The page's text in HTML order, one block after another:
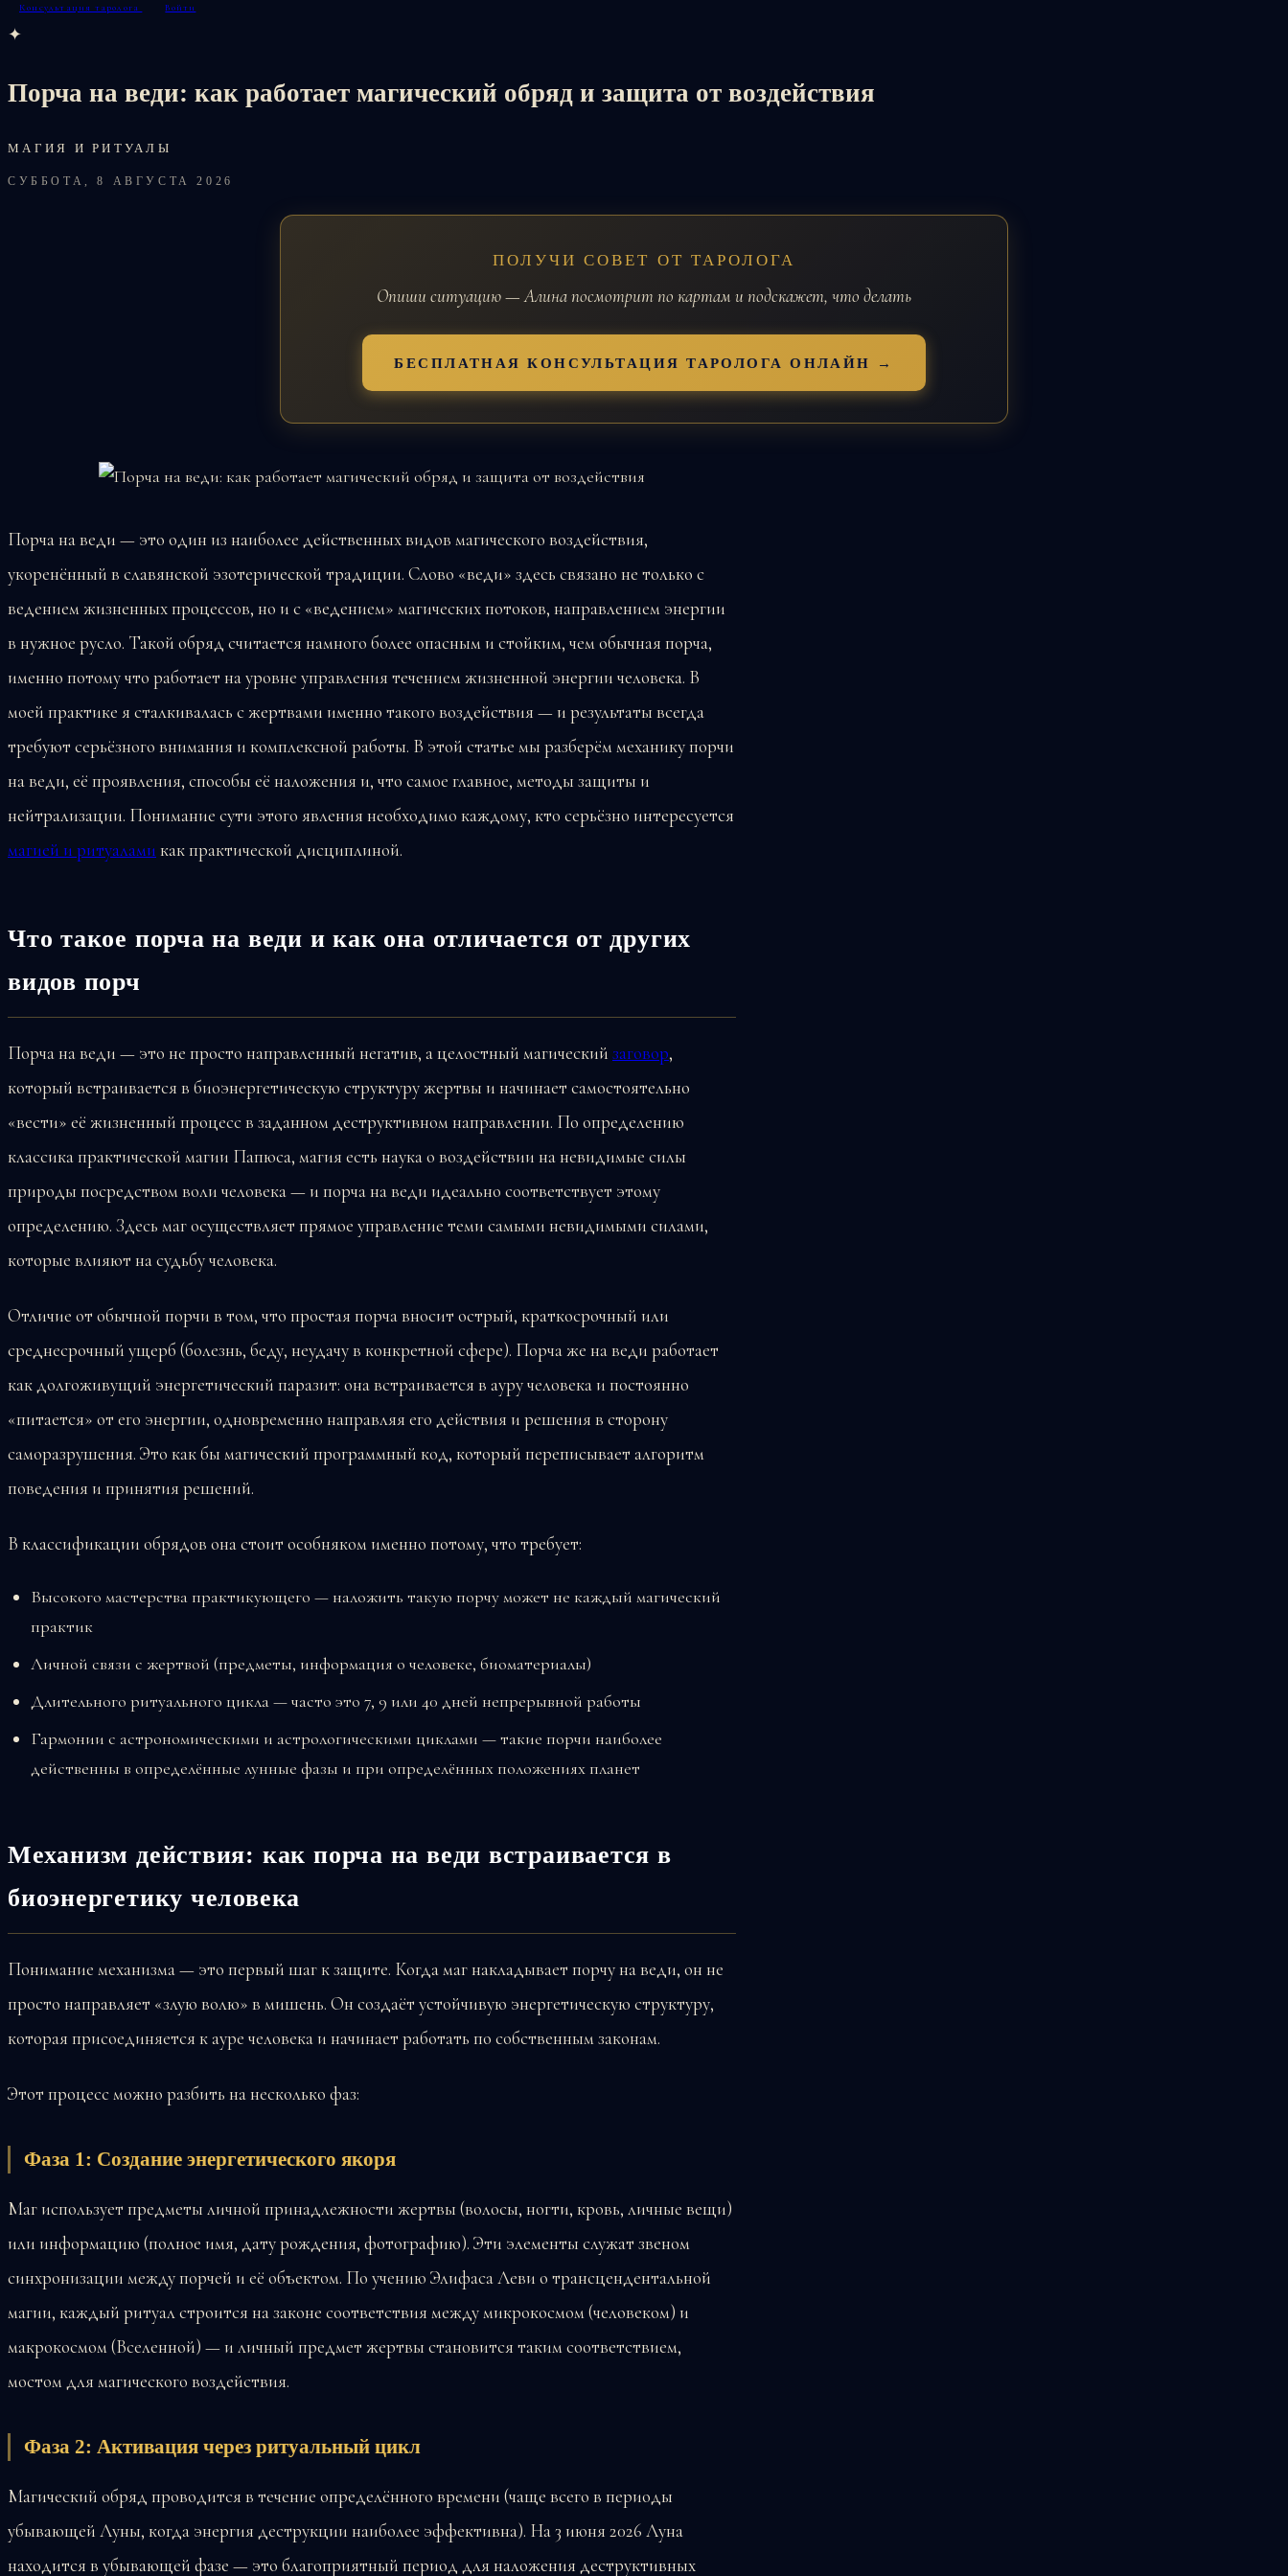
Консультация таролога Войти
✦
Порча на веди: как работает магический обряд и защита от воздействия
МАГИЯ И РИТУАЛЫ
СУББОТА, 8 АВГУСТА 2026
ПОЛУЧИ СОВЕТ ОТ ТАРОЛОГА
Опиши ситуацию — Алина посмотрит по картам и подскажет, что делать
БЕСПЛАТНАЯ КОНСУЛЬТАЦИЯ ТАРОЛОГА ОНЛАЙН →
Порча на веди — это один из наиболее действенных видов магического воздействия,
укоренённый в славянской эзотерической традиции. Слово «веди» здесь связано не только с
ведением жизненных процессов, но и с «ведением» магических потоков, направлением энергии
в нужное русло. Такой обряд считается намного более опасным и стойким, чем обычная порча,
именно потому что работает на уровне управления течением жизненной энергии человека. В
моей практике я сталкивалась с жертвами именно такого воздействия — и результаты всегда
требуют серьёзного внимания и комплексной работы. В этой статье мы разберём механику порчи
на веди, её проявления, способы её наложения и, что самое главное, методы защиты и
нейтрализации. Понимание сути этого явления необходимо каждому, кто серьёзно интересуется
магией и ритуалами как практической дисциплиной.
Что такое порча на веди и как она отличается от других
видов порч
Порча на веди — это не просто направленный негатив, а целостный магический заговор,
который встраивается в биоэнергетическую структуру жертвы и начинает самостоятельно
«вести» её жизненный процесс в заданном деструктивном направлении. По определению
классика практической магии Папюса, магия есть наука о воздействии на невидимые силы
природы посредством воли человека — и порча на веди идеально соответствует этому
определению. Здесь маг осуществляет прямое управление теми самыми невидимыми силами,
которые влияют на судьбу человека.
Отличие от обычной порчи в том, что простая порча вносит острый, краткосрочный или
среднесрочный ущерб (болезнь, беду, неудачу в конкретной сфере). Порча же на веди работает
как долгоживущий энергетический паразит: она встраивается в ауру человека и постоянно
«питается» от его энергии, одновременно направляя его действия и решения в сторону
саморазрушения. Это как бы магический программный код, который переписывает алгоритм
поведения и принятия решений.
В классификации обрядов она стоит особняком именно потому, что требует:
Высокого мастерства практикующего — наложить такую порчу может не каждый магический
практик
Личной связи с жертвой (предметы, информация о человеке, биоматериалы)
Длительного ритуального цикла — часто это 7, 9 или 40 дней непрерывной работы
Гармонии с астрономическими и астрологическими циклами — такие порчи наиболее
действенны в определённые лунные фазы и при определённых положениях планет
Механизм действия: как порча на веди встраивается в
биоэнергетику человека
Понимание механизма — это первый шаг к защите. Когда маг накладывает порчу на веди, он не
просто направляет «злую волю» в мишень. Он создаёт устойчивую энергетическую структуру,
которая присоединяется к ауре человека и начинает работать по собственным законам.
Этот процесс можно разбить на несколько фаз:
Фаза 1: Создание энергетического якоря
Маг использует предметы личной принадлежности жертвы (волосы, ногти, кровь, личные вещи)
или информацию (полное имя, дату рождения, фотографию). Эти элементы служат звеном
синхронизации между порчей и её объектом. По учению Элифаса Леви о трансцендентальной
магии, каждый ритуал строится на законе соответствия между микрокосмом (человеком) и
макрокосмом (Вселенной) — и личный предмет жертвы становится таким соответствием,
мостом для магического воздействия.
Фаза 2: Активация через ритуальный цикл
Магический обряд проводится в течение определённого времени (чаще всего в периоды
убывающей Луны, когда энергия деструкции наиболее эффективна). На 3 июня 2026 Луна
находится в убывающей фазе — это благоприятный период для наложения деструктивных